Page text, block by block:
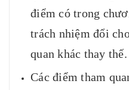
điểm có trong
trách nhiệm đổi
quan khác thay thế.
Các điểm tham